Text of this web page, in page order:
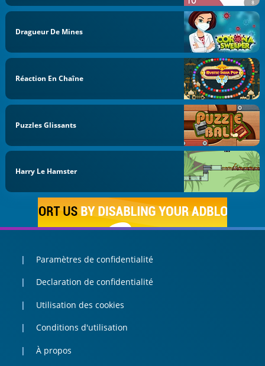
Dragueur De Mines
Réaction En Chaîne
Puzzles Glissants
Harry Le Hamster
Paramètres de confidentialité
Declaration de confidentialité
Utilisation des cookies
Conditions d'utilisation
À propos